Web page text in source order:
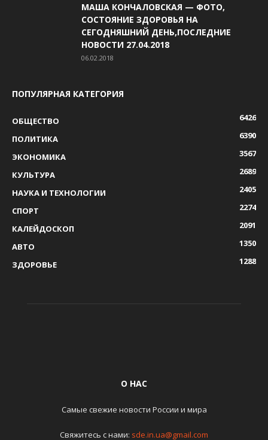
МАША КОНЧАЛОВСКАЯ — ФОТО,
СОСТОЯНИЕ ЗДОРОВЬЯ НА
СЕГОДНЯШНИЙ ДЕНЬ,ПОСЛЕДНИЕ
НОВОСТИ 27.04.2018
06.02.2018
ПОПУЛЯРНАЯ КАТЕГОРИЯ
ОБЩЕСТВО
6426
ПОЛИТИКА
6390
ЭКОНОМИКА
3567
КУЛЬТУРА
2689
НАУКА И ТЕХНОЛОГИИ
2405
СПОРТ
2274
КАЛЕЙДОСКОП
2091
АВТО
1350
ЗДОРОВЬЕ
1288
О НАС
Самые свежие новости России и мира
Свяжитесь с нами: sde.in.ua@gmail.com